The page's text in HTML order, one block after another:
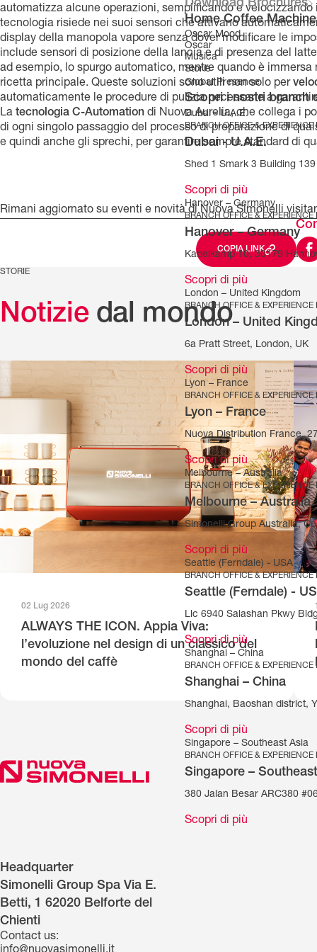
Download Brochures
Home Coffee
Oscar Mood
Oscar
Musica
Storie
Global Presence
Scopri i nostri branch
Dubai - U.A.E.
BRANCH OFFICE & EXPERIENCE
Dubai - U.A.E.
Shed 1 Smark 3 Building
Scopri di più
Hanover – Germany
BRANCH OFFICE & EXPERIENCE
Hanover – Germany
Kabelkamp 10, 30179
Scopri di più
London – United Kingdom
BRANCH OFFICE & EXPERIENCE
London – United
6a Pratt Street, London, UK
Scopri di più
Lyon – France
BRANCH OFFICE & EXPERIENCE
Lyon – France
Nuova Distribution France,
Scopri di più
Melbourne – Australia
BRANCH OFFICE & EXPERIENCE
Melbourne – Australia
Simonelli Group Australia,
Scopri di più
Seattle (Ferndale) - USA
BRANCH OFFICE & EXPERIENCE
Seattle (Ferndale) -
Llc 6940 Salashan Pkwy
Scopri di più
Shanghai – China
BRANCH OFFICE & EXPERIENCE
Shanghai – China
Shanghai, Baoshan district,
Scopri di più
Singapore – Southeast Asia
BRANCH OFFICE & EXPERIENCE
Singapore –
380 Jalan Besar ARC380
Scopri di più
automatizza alcune operazioni, semplificando e
tecnologia risiede nei suoi sensori che attivano
display della manopola vapore senza dover modificare le
include sensori di posizione della lancia e di presenza del
ad esempio, lo spurgo automatico, mentre quando è
ricetta principale. Queste soluzioni sono utili non solo per
automaticamente le procedure di pulizia necessarie a
La tecnologia C-Automation di Nuova Aurelia, che collega i
di ogni singolo passaggio del processo di preparazione di
e quindi anche gli sprechi, per garantire sempre standard di
Rimani aggiornato su eventi e novità di Nuova Simonelli
COPIA LINK
STORIE
Notiziedal mondo
02 Lug 2026
ALWAYS THE ICON. Appia Viva:
l’evoluzione nel design di un classico del
mondo del caffè
Headquarter
Simonelli Group Spa Via E.
Betti, 1 62020 Belforte del
Chienti
Contact us: